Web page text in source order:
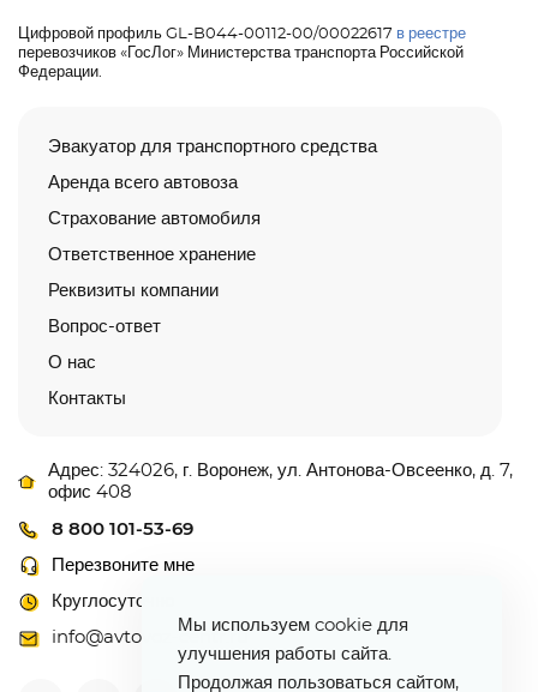
Цифровой профиль GL-B044-00112-00/00022617 в реестре
перевозчиков «ГосЛог» Министерства транспорта Российской
Федерации.
Эвакуатор для транспортного средства
Аренда всего автовоза
Страхование автомобиля
Ответственное хранение
Реквизиты компании
Вопрос-ответ
О нас
Контакты
Адрес: 324026, г. Воронеж, ул. Антонова-Овсеенко, д. 7,
офис 408
8 800 101-53-69
Перезвоните мне
Круглосуточно
info@avtovoz-centr.ru
Мы используем cookie для
улучшения работы сайта.
Продолжая пользоваться сайтом,